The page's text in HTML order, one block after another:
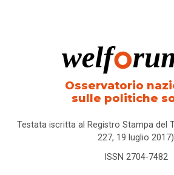
Osservatorio
sulle politiche
Testata iscritta al Registro Stampa del
227, 19 luglio 2017)
ISSN 2704-7482